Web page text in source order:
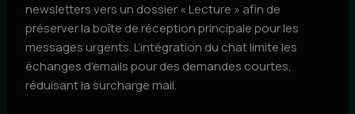
newsletters vers un dossier « Lecture » afin de
préserver la boîte de réception principale pour les
messages urgents. L’intégration du chat limite les
échanges d’emails pour des demandes courtes,
réduisant la surcharge mail.